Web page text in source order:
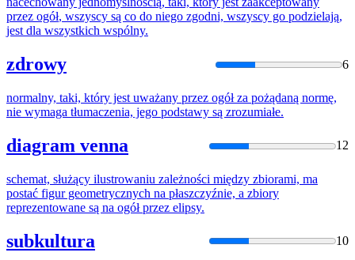
przez ogół, wszyscy są co do niego zgodni, wszyscy go podzielają,
jest dla wszystkich wspólny.
zdrowy 6
normalny, taki, który jest uważany przez ogółza pożądaną normę,
nie wymaga tłumaczenia, jego podstawy są zrozumiałe.
diagram venna 12
schemat, służący ilustrowaniu zależności między zbiorami, ma
postać figur geometrycznych na płaszczyźnie, a zbiory
reprezentowane są na ogół przez elipsy.
subkultura 10